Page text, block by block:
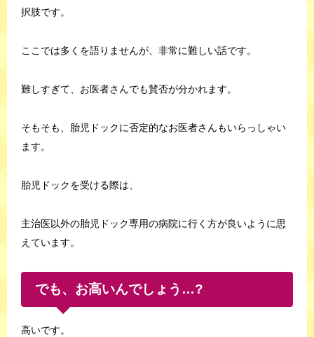
択肢です。
ここでは多くを語りませんが、非常に難しい話です。
難しすぎて、お医者さんでも賛否が分かれます。
そもそも、胎児ドックに否定的なお医者さんもいらっしゃい
ます。
胎児ドックを受ける際は、
主治医以外の胎児ドック専用の病院に行く方が良いように思
えています。
でも、お高いんでしょう…?
高いです。